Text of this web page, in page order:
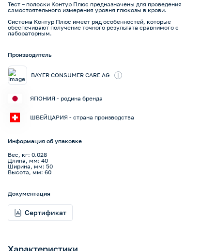
Тест – полоски Контур Плюс предназначены для проведения
самостоятельного измерения уровня глюкозы в крови.
Система Контур Плюс имеет ряд особенностей, которые
обеспечивают получение точного результата сравнимого с
лабораторным.
Производитель
BAYER CONSUMER CARE AG i
ЯПОНИЯ - родина бренда
ШВЕЙЦАРИЯ - страна производства
Информация об упаковке
Вес, кг: 0.028
Длина, мм: 40
Ширина, мм: 50
Высота, мм: 60
Документация
Сертификат